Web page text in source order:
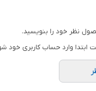
نظر خود را بنویسید.
ابتدا وارد حساب کاربری خود